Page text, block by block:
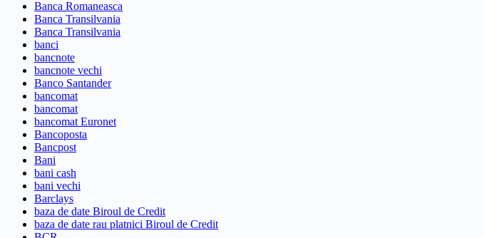
Banca Romaneasca
Banca Transilvania
Banca Transilvania
banci
bancnote
bancnote vechi
Banco Santander
bancomat
bancomat
bancomat Euronet
Bancoposta
Bancpost
Bani
bani cash
bani vechi
Barclays
baza de date Biroul de Credit
baza de date rau platnici Biroul de Credit